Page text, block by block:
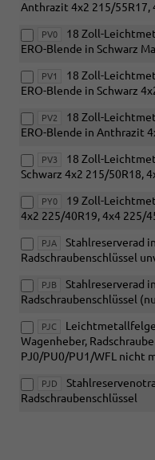
Anthrazit 4x2 215/55R17,
PV0
18 Zoll-
ERO-Blende in Schwarz
PV1
18 Zoll-
ERO-Blende in Schwarz
PV2
18 Zoll-
ERO-Blende in Anthrazit
PV3
18 Zoll-
Schwarz 4x2 215/50R18,
PY0
19 Zoll-
4x2 225/40R19, 4x4 225/
PJA
Stahlreserverad
Radschraubenschlüssel
PJB
Stahlreserverad
Radschraubenschlüssel
PJC
Wagenheber,
PJ0/PU0/PU1/WFL nicht
PJD
Radschraubenschlüssel